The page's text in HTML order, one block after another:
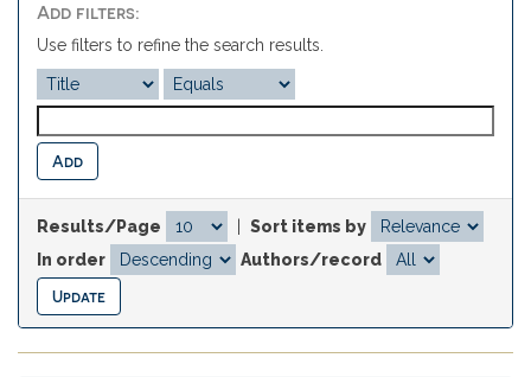
Add filters:
Use filters to refine the search results.
Results/Page
Sort items by
In order
Authors/record